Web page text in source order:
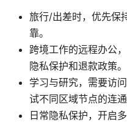
旅行/出差时，优先保
靠。
跨境工作的远程办公
隐私保护和退款政策。
学习与研究，需要访
试不同区域节点的连通
日常隐私保护，开启